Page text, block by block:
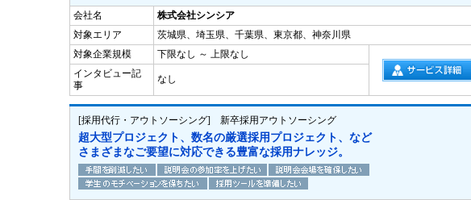
会社名
株式会社シンシア
対象エリア
茨城県、埼玉県、千葉県、東京都、神奈川県
対象企業規模
下限なし ～ 上限なし
インタビュー記
事
なし
[採用代行・アウトソーシング] 新卒採用アウトソーシング
超大型プロジェクト、数名の厳選採用プロジェクト、など
さまざまなご要望に対応できる豊富な採用ナレッジ。